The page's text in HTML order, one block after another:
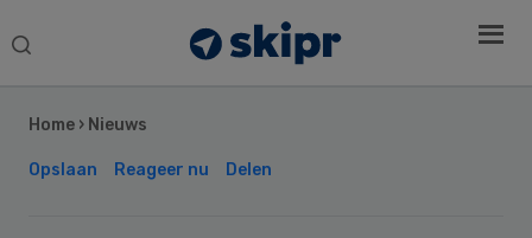
Search
Home › Nieuws
Opslaan Reageer nu Delen
Sidebar